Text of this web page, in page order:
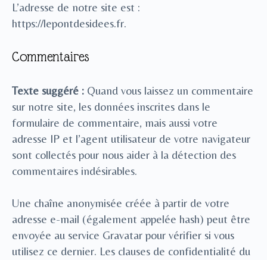
L’adresse de notre site est :
https://lepontdesidees.fr.
Commentaires
Texte suggéré : Quand vous laissez un commentaire
sur notre site, les données inscrites dans le
formulaire de commentaire, mais aussi votre
adresse IP et l’agent utilisateur de votre navigateur
sont collectés pour nous aider à la détection des
commentaires indésirables.
Une chaîne anonymisée créée à partir de votre
adresse e-mail (également appelée hash) peut être
envoyée au service Gravatar pour vérifier si vous
utilisez ce dernier. Les clauses de confidentialité du